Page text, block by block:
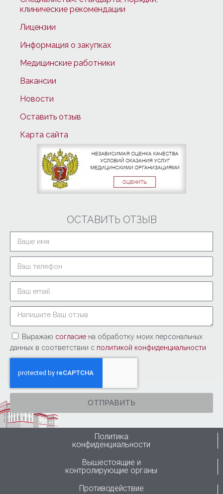
клинические рекомендации
Лицензии
Информация о закупках
Медицинские работники
Вакансии
Новости
Оставить отзыв
Карта сайта
ОСТАВИТЬ ОТЗЫВ
Выражаю согласие на обработку моих персональных
данных в соответствии с политикой конфиденциальности
ОТПРАВИТЬ
Политика
конфиденциальности
Вышестоящие и
контролирующие органы
Противодействие